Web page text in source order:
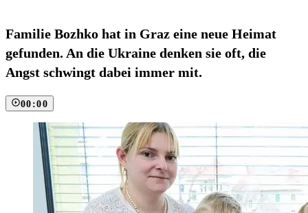
Familie Bozhko hat in Graz eine neue Heimat
gefunden. An die Ukraine denken sie oft, die
Angst schwingt dabei immer mit.
00:00